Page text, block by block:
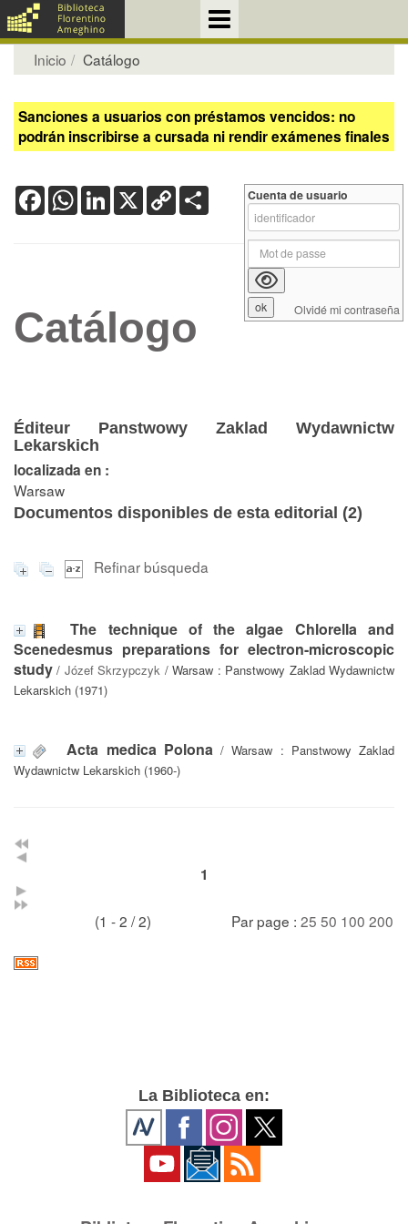
Inicio Catálogo
Sanciones a usuarios con préstamos vencidos: no
podrán inscribirse a cursada ni rendir exámenes finales
FacebookWhatsApp
LinkedIn
X Copy
Link
Catálogo
Éditeur Panstwowy Zaklad Wydawnictw
Lekarskich
localizada en :
Warsaw
Documentos disponibles de esta editorial (2)
Refinar búsqueda
The technique of the algae Chlorella and
Scenedesmus preparations for electron-microscopic
study / Józef Skrzypczyk / Warsaw : Panstwowy Zaklad Wydawnictw
Lekarskich (1971)
Acta medica Polona/ Warsaw : Panstwowy Zaklad
Wydawnictw Lekarskich (1960-)
1
(1 - 2 / 2) Par page : 25 50 100 200
Cuenta de usuario
Olvidé mi contraseña
La Biblioteca en: